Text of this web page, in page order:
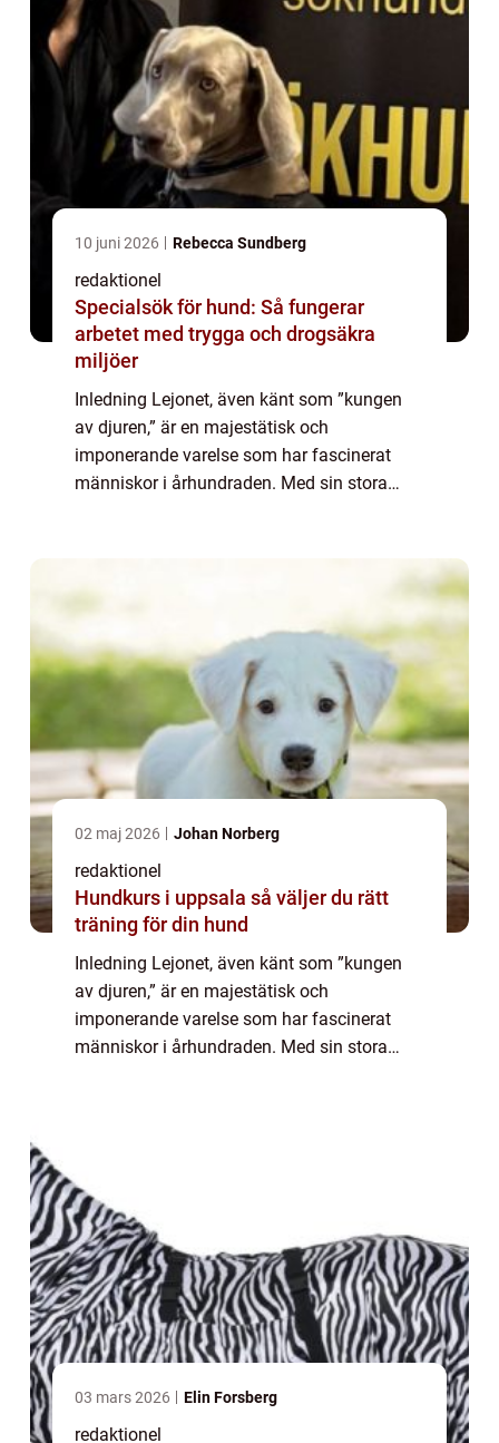
10 juni 2026 Rebecca Sundberg
redaktionel
Specialsök för hund: Så fungerar
arbetet med trygga och drogsäkra
miljöer
Inledning Lejonet, även känt som ”kungen
av djuren,” är en majestätisk och
imponerande varelse som har fascinerat
människor i århundraden. Med sin stora
02 maj 2026 Johan Norberg
redaktionel
Hundkurs i uppsala så väljer du rätt
träning för din hund
Inledning Lejonet, även känt som ”kungen
av djuren,” är en majestätisk och
imponerande varelse som har fascinerat
människor i århundraden. Med sin stora
03 mars 2026 Elin Forsberg
redaktionel